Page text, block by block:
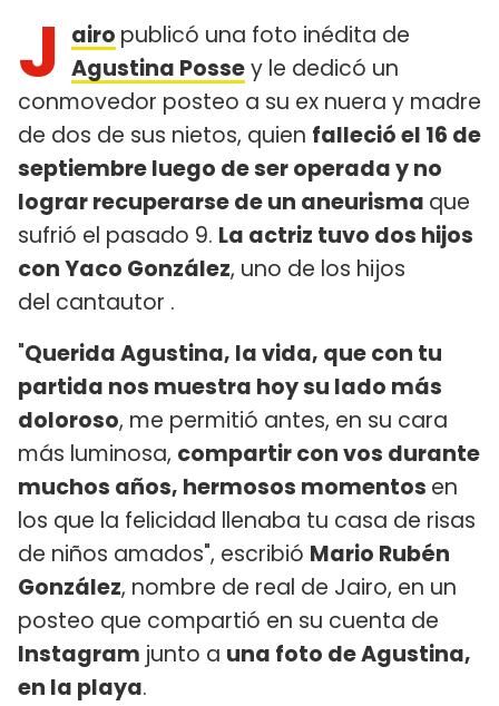
J airo publicó una foto inédita de
Agustina Possey le dedicó un
conmovedor posteo a su ex nuera y madre
de dos de sus nietos, quien falleció el 16 de
septiembre luego de ser operada y no
lograr recuperarse de un aneurisma que
sufrió el pasado 9. La actriz tuvo dos hijos
con Yaco González, uno de los hijos
del cantautor .
"Querida Agustina, la vida, que con tu
partida nos muestra hoy su lado más
doloroso, me permitió antes, en su cara
más luminosa, compartir con vos durante
muchos años, hermosos momentos en
los que la felicidad llenaba tu casa de risas
de niños amados", escribió Mario Rubén
González, nombre de real de Jairo, en un
posteo que compartió en su cuenta de
Instagram junto a una foto de Agustina,
en la playa.